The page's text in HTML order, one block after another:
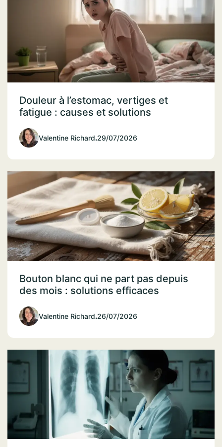
Douleur à l’estomac, vertiges et
fatigue : causes et solutions
Valentine Richard.29/07/2026
Bouton blanc qui ne part pas depuis
des mois : solutions efficaces
Valentine Richard.26/07/2026